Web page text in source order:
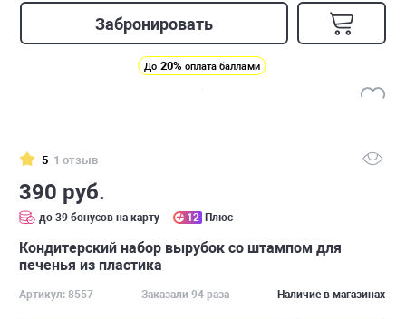
Забронировать
До 20% оплата баллами
5 1 отзыв
390 руб.
до 39 бонусов на карту 12 Плюс
Кондитерский набор вырубок со штампом для
печенья из пластика
Артикул: 8557 Заказали 94 раза Наличие в магазинах